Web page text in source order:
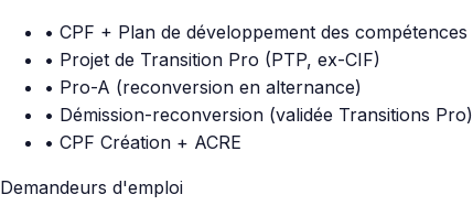
• CPF + Plan de développement des compétences
• Projet de Transition Pro (PTP, ex-CIF)
• Pro-A (reconversion en alternance)
• Démission-reconversion (validée Transitions Pro)
• CPF Création + ACRE
Demandeurs d'emploi